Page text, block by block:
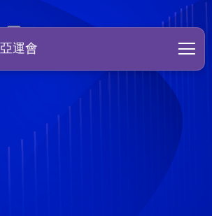
州亞運賽程|台灣
運會